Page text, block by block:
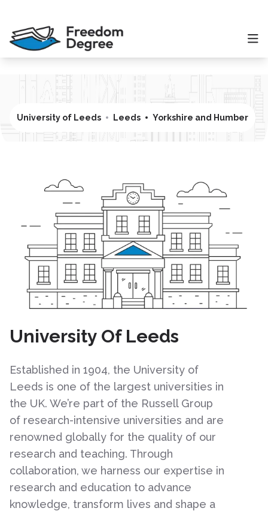
University of Leeds Leeds Yorkshire and Humber
University Of Leeds
Established in 1904, the University of
Leeds is one of the largest universities in
the UK. We’re part of the Russell Group
of research-intensive universities and are
renowned globally for the quality of our
research and teaching. Through
collaboration, we harness our expertise in
research and education to advance
knowledge, transform lives and shape a